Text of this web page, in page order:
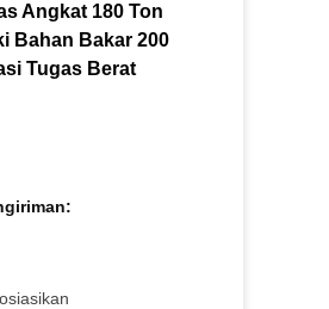
Angkat 180 Ton
Bahan Bakar 200
Tugas Berat